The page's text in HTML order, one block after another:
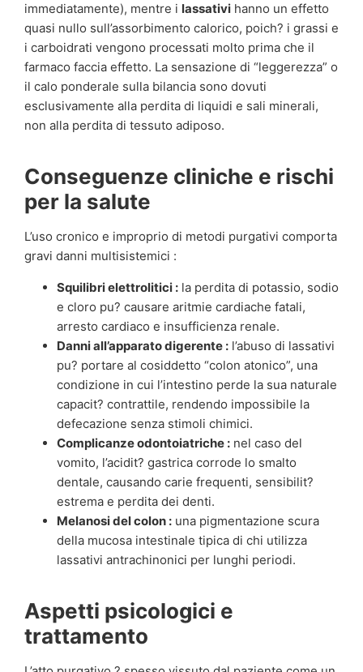
immediatamente), mentre i lassativi hanno un effetto
quasi nullo sull’assorbimento calorico, poich? i grassi e
i carboidrati vengono processati molto prima che il
farmaco faccia effetto. La sensazione di “leggerezza” o
il calo ponderale sulla bilancia sono dovuti
esclusivamente alla perdita di liquidi e sali minerali,
non alla perdita di tessuto adiposo.
Conseguenze cliniche e rischi
per la salute
L’uso cronico e improprio di metodi purgativi comporta
gravi danni multisistemici :
Squilibri elettrolitici : la perdita di potassio, sodio
e cloro pu? causare aritmie cardiache fatali,
arresto cardiaco e insufficienza renale.
Danni all’apparato digerente : l’abuso di lassativi
pu? portare al cosiddetto “colon atonico”, una
condizione in cui l’intestino perde la sua naturale
capacit? contrattile, rendendo impossibile la
defecazione senza stimoli chimici.
Complicanze odontoiatriche : nel caso del
vomito, l’acidit? gastrica corrode lo smalto
dentale, causando carie frequenti, sensibilit?
estrema e perdita dei denti.
Melanosi del colon : una pigmentazione scura
della mucosa intestinale tipica di chi utilizza
lassativi antrachinonici per lunghi periodi.
Aspetti psicologici e
trattamento